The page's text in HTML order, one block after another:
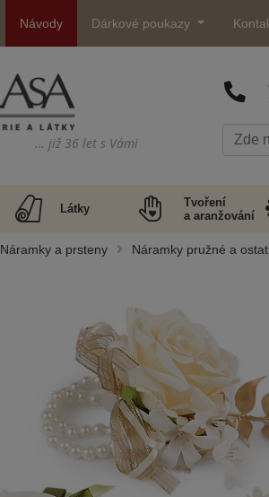
Návody Dárkové poukazy
… již 36 let s Vámi
Látky
Tvoření
a aranžování
Náramky a prsteny Náramky pružné a